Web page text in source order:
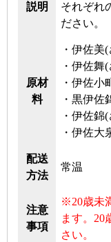
説明
それぞれ
ださい。
原材
料
・伊佐美
・伊佐舞
・伊佐小
・黒伊佐
・伊佐錦
・伊佐
配送
方法
常温
注意
事項
※20歳未
ます。20
さい。